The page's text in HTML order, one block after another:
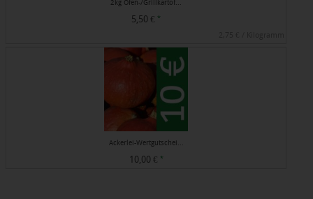
2kg Ofen-/Grillkartof...
5,50 € *
Ackerlei-Wertgutschei...
10,00 € *